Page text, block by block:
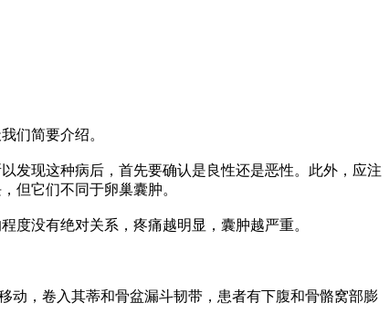
们简要介绍。
现这种病后，首先要确认是良性还是恶性。此外，应注
但它们不同于卵巢囊肿。
没有绝对关系，疼痛越明显，囊肿越严重。
，卷入其蒂和骨盆漏斗韧带，患者有下腹和骨骼窝部膨